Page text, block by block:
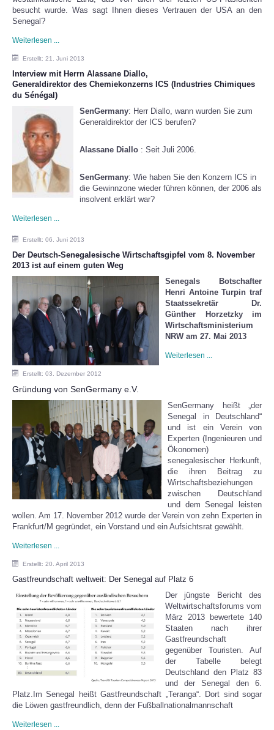
besucht wurde. Was sagt Ihnen dieses Vertrauen der USA an den
Senegal?
Weiterlesen ...
Erstellt: 21. Juni 2013
Interview mit Herrn Alassane Diallo,
Generaldirektor des Chemiekonzerns ICS (Industries Chimiques
du Sénégal)
SenGermany: Herr Diallo, wann wurden Sie zum
Generaldirektor der ICS berufen?
Alassane Diallo : Seit Juli 2006.
SenGermany: Wie haben Sie den Konzern ICS in
die Gewinnzone wieder führen können, der 2006 als
insolvent erklärt war?
Weiterlesen ...
Erstellt: 06. Juni 2013
Der Deutsch-Senegalesische Wirtschaftsgipfel vom 8. November
2013 ist auf einem guten Weg
Senegals Botschafter
Henri Antoine Turpin traf
Staatssekretär Dr.
Günther Horzetzky im
Wirtschaftsministerium
NRW am 27. Mai 2013
Weiterlesen ...
Erstellt: 03. Dezember 2012
Gründung von SenGermany e.V.
SenGermany heißt „der
Senegal in Deutschland“
und ist ein Verein von
Experten (Ingenieuren und
Ökonomen)
senegalesischer Herkunft,
die ihren Beitrag zu
Wirtschaftsbeziehungen
zwischen Deutschland
und dem Senegal leisten
wollen. Am 17. November 2012 wurde der Verein von zehn Experten in
Frankfurt/M gegründet, ein Vorstand und ein Aufsichtsrat gewählt.
Weiterlesen ...
Erstellt: 20. April 2013
Gastfreundschaft weltweit: Der Senegal auf Platz 6
Der jüngste Bericht des
Weltwirtschaftsforums vom
März 2013 bewertete 140
Staaten nach ihrer
Gastfreundschaft
gegenüber Touristen. Auf
der Tabelle belegt
Deutschland den Platz 83
und der Senegal den 6.
Platz.Im Senegal heißt Gastfreundschaft „Teranga“. Dort sind sogar
die Löwen gastfreundlich, denn der Fußballnationalmannschaft
Weiterlesen ...